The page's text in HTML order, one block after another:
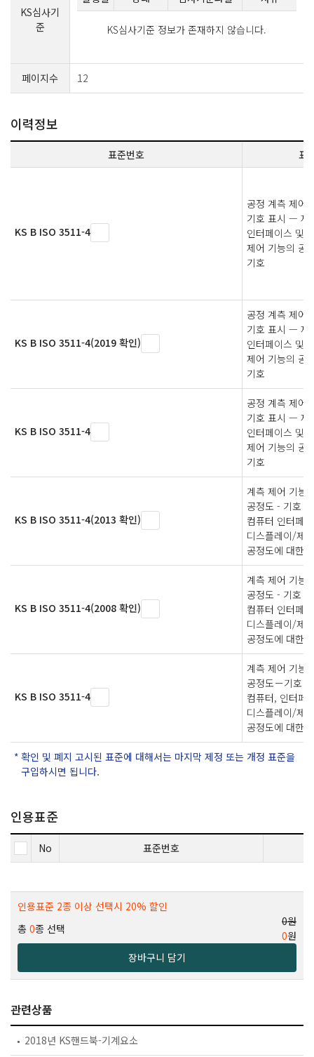
KS심사기
준
KS심사기준 정보가 존재하지 않습니다.
페이지수 12
이력정보
표준번호 표
KS B ISO 3511-4
공정 계측 제어
기호 표시 — 제
인터페이스 및
제어 기능의 공
기호
KS B ISO 3511-4(2019 확인)
공정 계측 제어
기호 표시 — 제
인터페이스 및
제어 기능의 공
기호
KS B ISO 3511-4
공정 계측 제어
기호 표시 — 제
인터페이스 및
제어 기능의 공
기호
KS B ISO 3511-4(2013 확인)
계측 제어 기능
공정도 - 기호
컴퓨터 인터페
디스플레이/제
공정도에 대한
KS B ISO 3511-4(2008 확인)
계측 제어 기능
공정도 - 기호
컴퓨터 인터페
디스플레이/제
공정도에 대한
KS B ISO 3511-4
계측 제어 기능
공정도－기호
컴퓨터, 인터페
디스플레이/제
공정도에 대한
확인 및 폐지 고시된 표준에 대해서는 마지막 제정 또는 개정 표준을
구입하시면 됩니다.
인용표준
No 표준번호
인용표준 2종 이상 선택시 20% 할인
총 0종 선택
0원
0원
장바구니 담기
관련상품
2018년 KS핸드북-기계요소